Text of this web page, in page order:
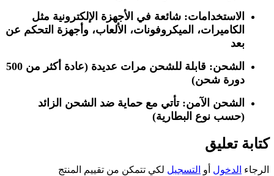
الاستخدامات: شائعة في الأجهزة الإلكترونية مثل
الكاميرات، الميكروفونات، الألعاب، وأجهزة التحكم عن
بعد
الشحن
: قابلة للشحن مرات عديدة (عادة أكثر من 500
دورة شحن)
الشحن الآمن: تأتي مع حماية ضد الشحن الزائد
(حسب نوع البطارية)
كتابة تعليق
الرجاء الدخول أو التسجيل لكي تتمكن من تقييم المنتج